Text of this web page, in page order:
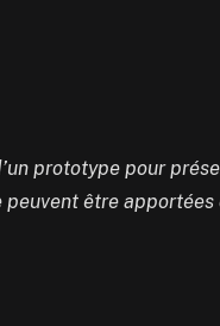
prototype pour
être apportées